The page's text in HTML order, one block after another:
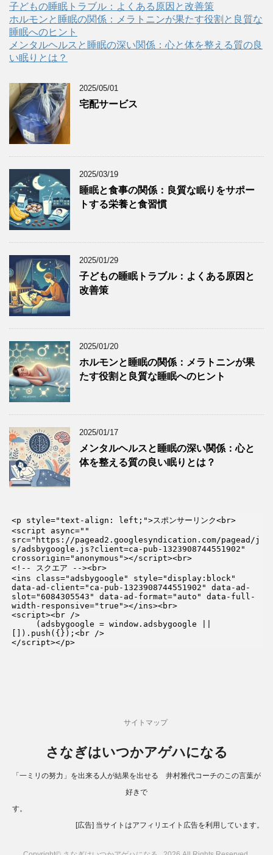
子どもの睡眠トラブル：よくある原因と改善策
ホルモンと睡眠の関係：メラトニンが果たす役割と良質な
睡眠へのヒント
メンタルヘルスと睡眠の深い関係：心と体を整える質の良
い眠りとは？
2025/05/01
宅配サービス
2025/03/19
睡眠と食事の関係：良質な眠りをサポー
トする栄養と食習慣
2025/01/29
子どもの睡眠トラブル：よくある原因と
改善策
2025/01/20
ホルモンと睡眠の関係：メラトニンが果
たす役割と良質な睡眠へのヒント
2025/01/17
メンタルヘルスと睡眠の深い関係：心と
体を整える質の良い眠りとは？
<p style="text-align: left;">スポンサーリンク<br>
<script async=""
src="https://pagead2.googlesyndication.com/pagead/j
s/adsbygoogle.js?client=ca-pub-1323908744551902"
crossorigin="anonymous"></script><br>
<!-- スクエア --><br>
<ins class="adsbygoogle" style="display:block"
data-ad-client="ca-pub-1323908744551902" data-ad-
slot="6084305543" data-ad-format="auto" data-full-
width-responsive="true"></ins><br>
<script><br />
[]).push({});<br />
</script></p>
サイトマップ
さなぎはいつかアゲハになる
「一ミリの努力」を出来る人が結果を出せる 井村雅代コーチのこの言葉が
好きで
す。
[広告] 当サイトはアフィリエイト広告を利用しています。